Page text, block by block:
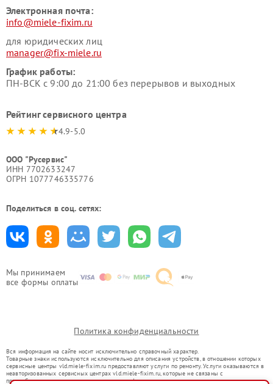
Мы принимаем
все формы оплаты
Электронная почта:
info@miele-fixim.ru
для юридических лиц
manager@fix-miele.ru
График работы:
ПН-ВСК с 9:00 до 21:00 без перерывов и выходных
Рейтинг сервисного центра
4.9-5.0
ООО "Русервис"
ИНН 7702633247
ОГРН 1077746335776
Поделиться в соц. сетях:
Политика конфиденциальности
Вся информация на сайте носит исключительно справочный характер.
Товарные знаки используются исключительно для описания устройств, в отношении которых
сервисные центры vld.miele-fixim.ru предоставляют услуги по ремонту. Услуги оказываются в
неавторизованных сервисных центрах vld.miele-fixim.ru, которые не связаны с
правообладателями товарных знаков или их официальными представителями.